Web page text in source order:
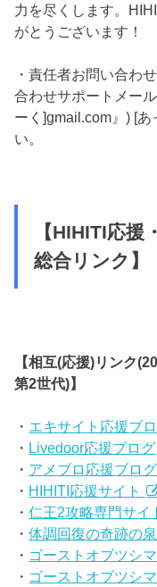
力を尽くします。
がとうございます！
・責任者お問い合わ
合わせサポートメー
ーく]gmail.com』) [
い。
【HIHITI応
総合リンク】
【相互(応援)リンク
第2世代)】
・ エキサイト応援ブ
・ Livedoor応援ブログ
・ アメブロ応援ブログ
・ HIHITI応援サイト
・仁王2攻略専門サイ
・体調回復の奇跡の
・ ゴーストオブツシ
・ ゴーストオブツシ